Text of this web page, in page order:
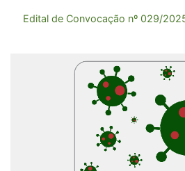
Edital de Convocação nº 029/